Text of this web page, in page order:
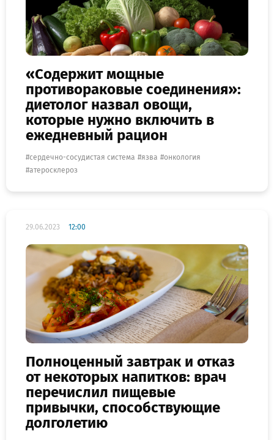
«Содержит мощные
противораковые соединения»:
диетолог назвал овощи,
которые нужно включить в
ежедневный рацион
сердечно-сосудистая система язва
онкология
атеросклероз
29.06.2023 12:00
Полноценный завтрак и отказ
от некоторых напитков: врач
перечислил пищевые
привычки, способствующие
долголетию